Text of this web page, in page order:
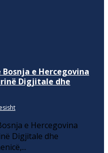
e Hercegovina
Digjitale dhe
e Hercegovina
Digjitale dhe